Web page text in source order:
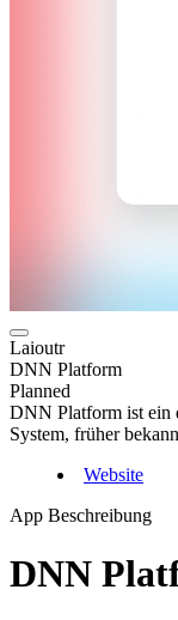
Laioutr
DNN Platform
Planned
DNN Platform ist ein
System, früher
Website
App Beschreibung
DNN